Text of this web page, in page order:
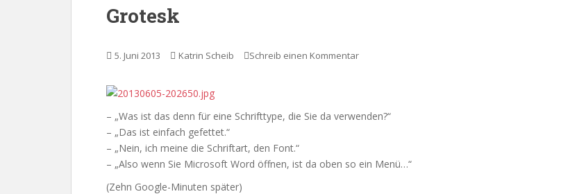
Grotesk
5. Juni 2013 Katrin Scheib Schreib einen Kommentar
– „Was ist das denn für eine Schrifttype, die Sie da verwenden?“
– „Das ist einfach gefettet.“
– „Nein, ich meine die Schriftart, den Font.“
– „Also wenn Sie Microsoft Word öffnen, ist da oben so ein Menü…“
(Zehn Google-Minuten später)